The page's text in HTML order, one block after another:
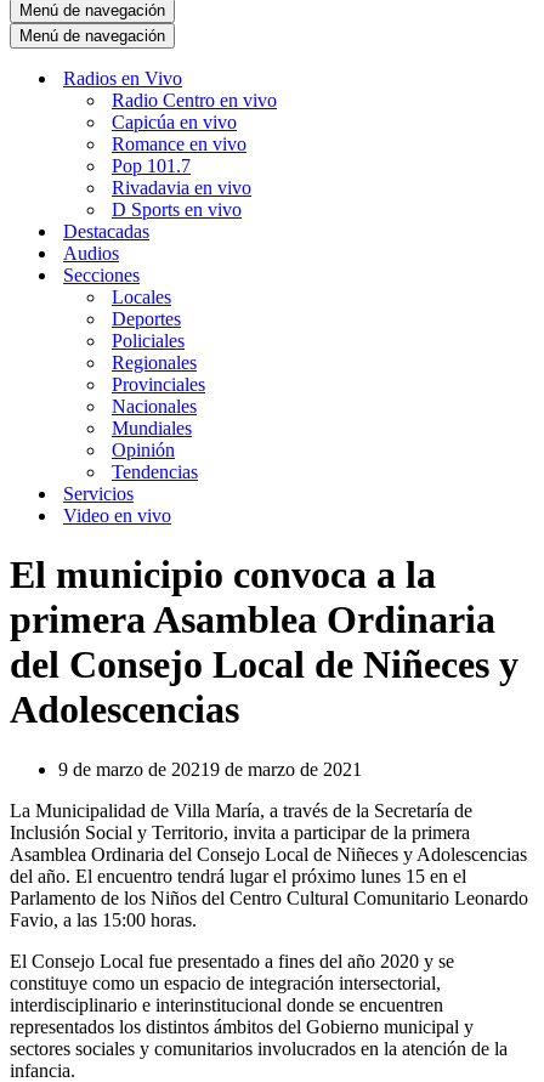
Menú de navegación
Menú de navegación
Radios en Vivo
Radio Centro en vivo
Capicúa en vivo
Romance en vivo
Pop 101.7
Rivadavia en vivo
D Sports en vivo
Destacadas
Audios
Secciones
Locales
Deportes
Policiales
Regionales
Provinciales
Nacionales
Mundiales
Opinión
Tendencias
Servicios
Video en vivo
El municipio convoca a la
primera Asamblea Ordinaria
del Consejo Local de Niñeces y
Adolescencias
9 de marzo de 20219 de marzo de 2021
La Municipalidad de Villa María, a través de la Secretaría de
Inclusión Social y Territorio, invita a participar de la primera
Asamblea Ordinaria del Consejo Local de Niñeces y Adolescencias
del año. El encuentro tendrá lugar el próximo lunes 15 en el
Parlamento de los Niños del Centro Cultural Comunitario Leonardo
Favio, a las 15:00 horas.
El Consejo Local fue presentado a fines del año 2020 y se
constituye como un espacio de integración intersectorial,
interdisciplinario e interinstitucional donde se encuentren
representados los distintos ámbitos del Gobierno municipal y
sectores sociales y comunitarios involucrados en la atención de la
infancia.